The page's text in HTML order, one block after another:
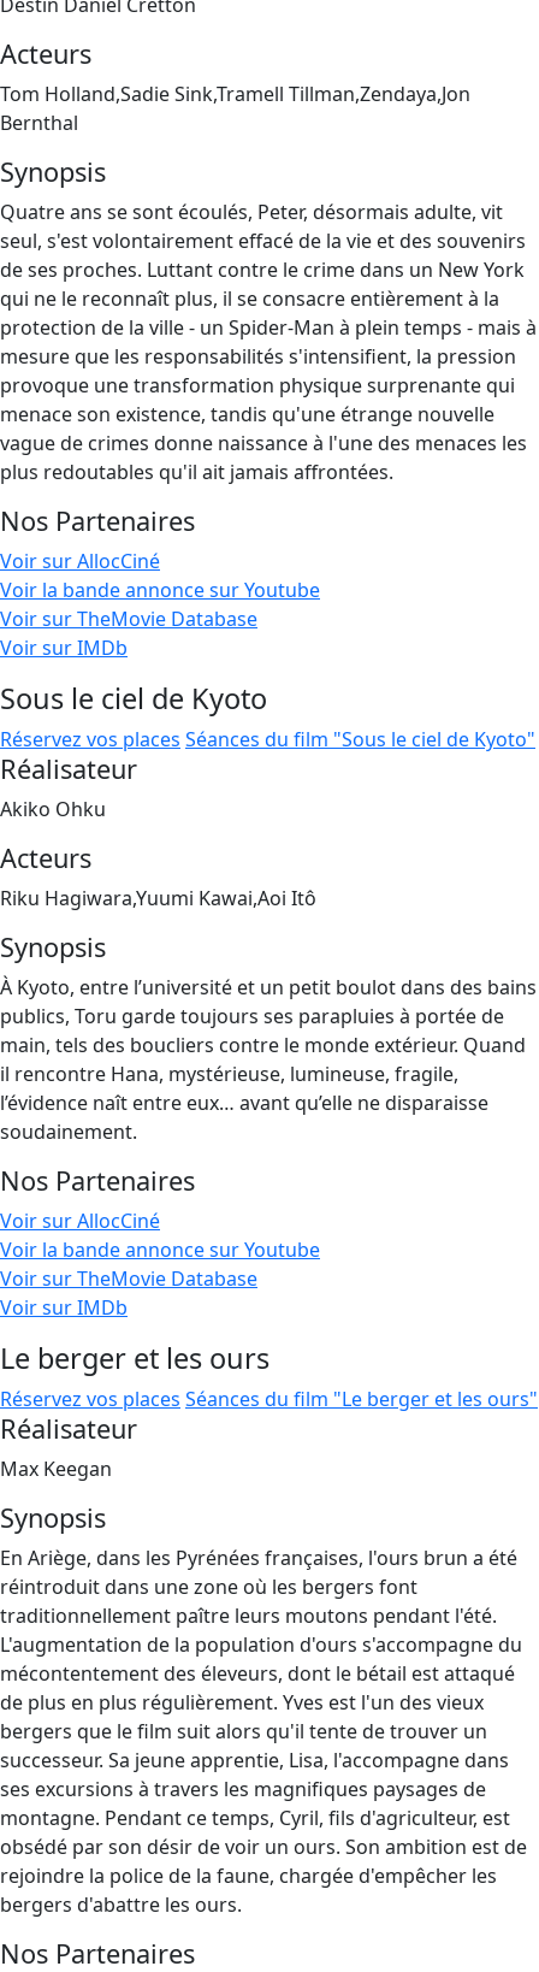
Acteurs
Tom Holland,Sadie Sink,Tramell Tillman,Zendaya,Jon
Bernthal
Synopsis
Quatre ans se sont écoulés, Peter, désormais adulte, vit
seul, s'est volontairement effacé de la vie et des souvenirs
de ses proches. Luttant contre le crime dans un New York
qui ne le reconnaît plus, il se consacre entièrement à la
protection de la ville - un Spider-Man à plein temps - mais à
mesure que les responsabilités s'intensifient, la pression
provoque une transformation physique surprenante qui
menace son existence, tandis qu'une étrange nouvelle
vague de crimes donne naissance à l'une des menaces les
plus redoutables qu'il ait jamais affrontées.
Nos Partenaires
Voir sur AllocCiné
Voir la bande annonce sur Youtube
Voir sur TheMovie Database
Voir sur IMDb
Sous le ciel de Kyoto
Réservez vos places Séances du film "Sous le ciel de Kyoto"
Réalisateur
Akiko Ohku
Acteurs
Riku Hagiwara,Yuumi Kawai,Aoi Itô
Synopsis
À Kyoto, entre l’université et un petit boulot dans des bains
publics, Toru garde toujours ses parapluies à portée de
main, tels des boucliers contre le monde extérieur. Quand
il rencontre Hana, mystérieuse, lumineuse, fragile,
l’évidence naît entre eux… avant qu’elle ne disparaisse
soudainement.
Nos Partenaires
Voir sur AllocCiné
Voir la bande annonce sur Youtube
Voir sur TheMovie Database
Voir sur IMDb
Le berger et les ours
Réservez vos places Séances du film "Le berger et les ours"
Réalisateur
Max Keegan
Synopsis
En Ariège, dans les Pyrénées françaises, l'ours brun a été
réintroduit dans une zone où les bergers font
traditionnellement paître leurs moutons pendant l'été.
L'augmentation de la population d'ours s'accompagne du
mécontentement des éleveurs, dont le bétail est attaqué
de plus en plus régulièrement. Yves est l'un des vieux
bergers que le film suit alors qu'il tente de trouver un
successeur. Sa jeune apprentie, Lisa, l'accompagne dans
ses excursions à travers les magnifiques paysages de
montagne. Pendant ce temps, Cyril, fils d'agriculteur, est
obsédé par son désir de voir un ours. Son ambition est de
rejoindre la police de la faune, chargée d'empêcher les
bergers d'abattre les ours.
Nos Partenaires